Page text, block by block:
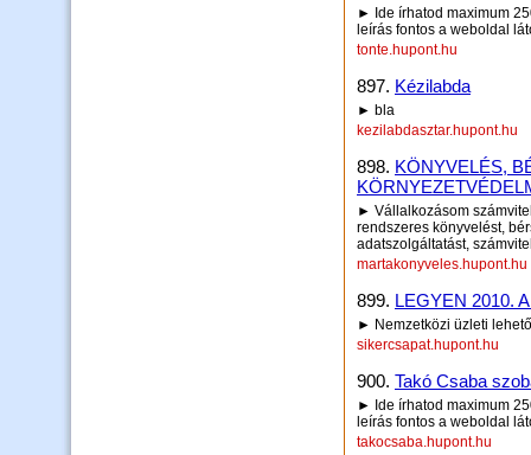
► Ide írhatod maximum
leírás fontos a weboldal
tonte.hupont.hu
897. Kézilabda
► bla
kezilabdasztar.hupont.hu
898. KÖNYVELÉS,
► Vállalkozásom
rendszeres könyvelést,
adatszolgáltatást,
martakonyveles.hupont.hu
899. LEGYEN 2010.
► Nemzetközi üzleti
sikercsapat.hupont.hu
900. Takó Csaba
► Ide írhatod maximum
leírás fontos a weboldal
takocsaba.hupont.hu